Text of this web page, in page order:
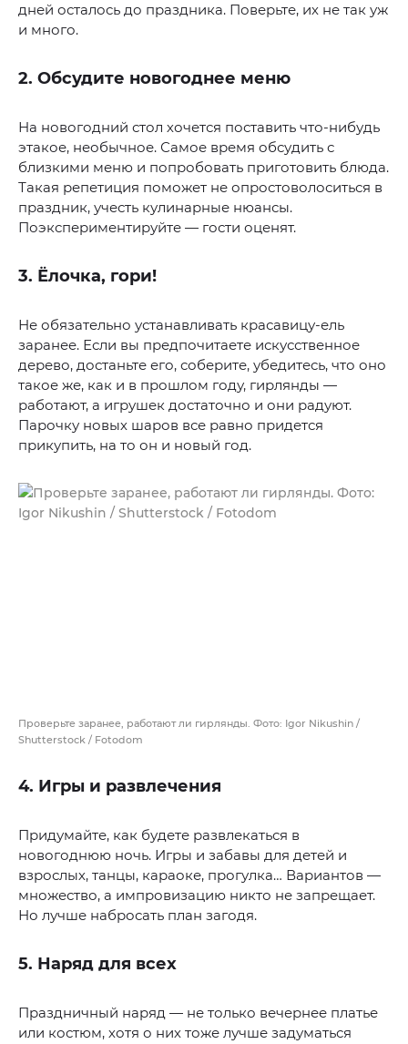
дней осталось до праздника. Поверьте, их не так уж
и много.
2. Обсудите новогоднее меню
На новогодний стол хочется поставить что-нибудь
этакое, необычное. Самое время обсудить с
близкими меню и попробовать приготовить блюда.
Такая репетиция поможет не опростоволоситься в
праздник, учесть кулинарные нюансы.
Поэкспериментируйте — гости оценят.
3. Ёлочка, гори!
Не обязательно устанавливать красавицу-ель
заранее. Если вы предпочитаете искусственное
дерево, достаньте его, соберите, убедитесь, что оно
такое же, как и в прошлом году, гирлянды —
работают, а игрушек достаточно и они радуют.
Парочку новых шаров все равно придется
прикупить, на то он и новый год.
Проверьте заранее, работают ли гирлянды. Фото: Igor Nikushin /
Shutterstock / Fotodom
4. Игры и развлечения
Придумайте, как будете развлекаться в
новогоднюю ночь. Игры и забавы для детей и
взрослых, танцы, караоке, прогулка… Вариантов —
множество, а импровизацию никто не запрещает.
Но лучше набросать план загодя.
5. Наряд для всех
Праздничный наряд — не только вечернее платье
или костюм, хотя о них тоже лучше задуматься